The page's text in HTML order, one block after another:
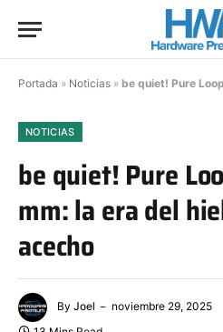
Portada » Noticias » be quiet! Pure Loop 3
NOTICIAS
be quiet! Pure
mm: la era del
acecho
By Joel noviembre 29, 2025